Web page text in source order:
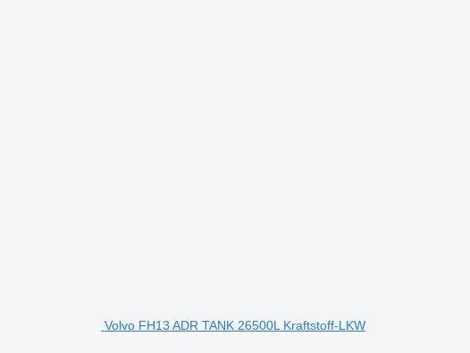
Volvo FH13 ADR TANK 26500L Kraftstoff-LKW